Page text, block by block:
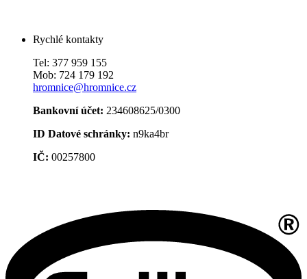
Rychlé kontakty
Tel: 377 959 155
Mob: 724 179 192
hromnice@hromnice.cz
Bankovní účet: 234608625/0300
ID Datové schránky: n9ka4br
IČ: 00257800